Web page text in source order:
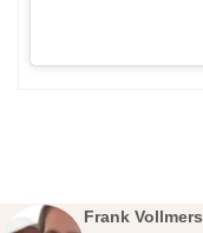
Frank Vollmers